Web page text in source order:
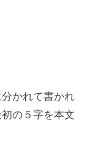
かれて書かれ
の５字を本文